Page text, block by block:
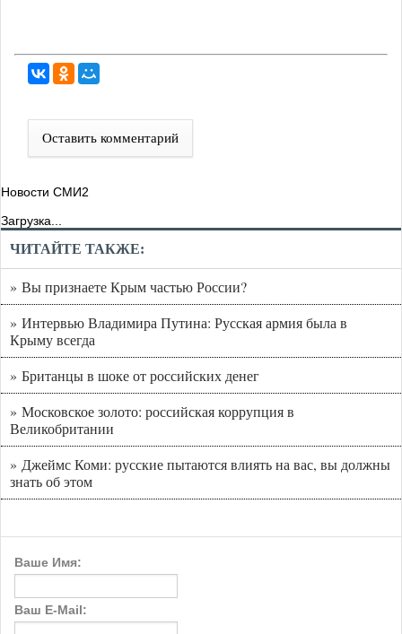
Оставить комментарий
Новости СМИ2
Загрузка...
ЧИТАЙТЕ ТАКЖЕ:
» Вы признаете Крым частью России?
» Интервью Владимира Путина: Русская армия была в
Крыму всегда
» Британцы в шоке от российских денег
» Московское золото: российская коррупция в
Великобритании
» Джеймс Коми: русские пытаются влиять на вас, вы должны
знать об этом
Ваше Имя:
Ваш E-Mail: